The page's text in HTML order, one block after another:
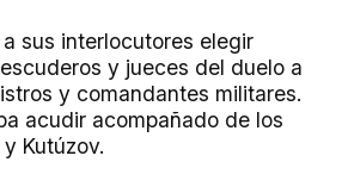
sus interlocutores elegir
y jueces del duelo a
y comandantes militares.
acudir acompañado de los
Kutúzov.